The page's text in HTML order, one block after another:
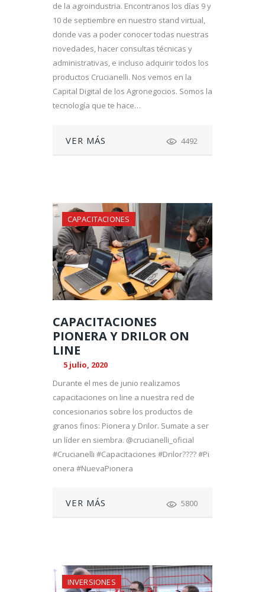
de la agroindustria. Encontranos los días 9 y
10 de septiembre en nuestro stand virtual,
donde vas a poder conocer todas nuestras
novedades, hacer consultas técnicas y
administrativas, e incluso adquirir todos los
productos Crucianelli. Nos vemos en la
Capital Digital de los Agronegocios. Somos la
tecnología que te hace…
VER MÁS 4492
CAPACITACIONES
CAPACITACIONES
PIONERA Y DRILOR ON
LINE
5 julio, 2020
Durante el mes de junio realizamos
capacitaciones on line a nuestra red de
concesionarios sobre los productos de
granos finos: Pionera y Drilor. Sumate a ser
un líder en siembra. @crucianelli_oficial
#Crucianelli #Capacitaciones #Drilor???? #Pi
onera #NuevaPionera
VER MÁS 5800
INVERSIONES